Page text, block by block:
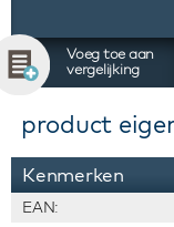
Voeg toe aan
vergelijking
product
Kenmerken
EAN: